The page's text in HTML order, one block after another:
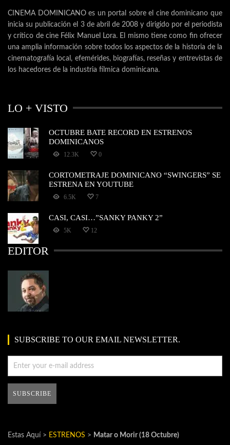
CINEMA DOMINICANO es un portal sobre el cine dominicano que
inicia su publicación el 3 de abril de 2008 y dirigido por el periodista
y crítico de cine Félix Manuel Lora. El mismo tiene como fin ofrecer
una amplia información sobre todos los aspectos de la historia de la
cinematografía local, efemérides, biografías, reseñas y entrevistas de
los hacedores de la industria fílmica dominicana.
LO + VISTO
OCTUBRE BATE RECORD EN ESTRENOS
DOMINICANOS
12.3K 0
CORTOMETRAJE DOMINICANO “SWINGERS” SE
ESTRENA EN YOUTUBE
6.5K 7
CASI, CASI…”SANKY PANKY 2”
5K 12
EDITOR
SUBSCRIBE TO OUR EMAIL NEWSLETTER.
Estas Aquí > ESTRENOS > Matar o Morir (18 Octubre)